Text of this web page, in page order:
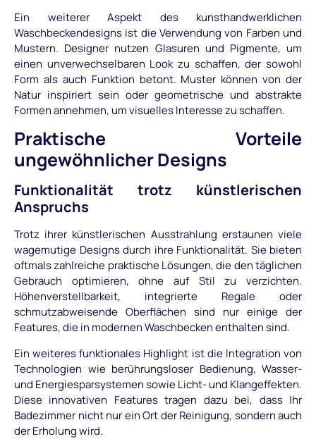
Ein weiterer Aspekt des kunsthandwerklichen
Waschbeckendesigns ist die Verwendung von Farben und
Mustern. Designer nutzen Glasuren und Pigmente, um
einen unverwechselbaren Look zu schaffen, der sowohl
Form als auch Funktion betont. Muster können von der
Natur inspiriert sein oder geometrische und abstrakte
Formen annehmen, um visuelles Interesse zu schaffen.
Praktische Vorteile
ungewöhnlicher Designs
Funktionalität trotz künstlerischen
Anspruchs
Trotz ihrer künstlerischen Ausstrahlung erstaunen viele
wagemutige Designs durch ihre Funktionalität. Sie bieten
oftmals zahlreiche praktische Lösungen, die den täglichen
Gebrauch optimieren, ohne auf Stil zu verzichten.
Höhenverstellbarkeit, integrierte Regale oder
schmutzabweisende Oberflächen sind nur einige der
Features, die in modernen Waschbecken enthalten sind.
Ein weiteres funktionales Highlight ist die Integration von
Technologien wie berührungsloser Bedienung, Wasser-
und Energiesparsystemen sowie Licht- und Klangeffekten.
Diese innovativen Features tragen dazu bei, dass Ihr
Badezimmer nicht nur ein Ort der Reinigung, sondern auch
der Erholung wird.